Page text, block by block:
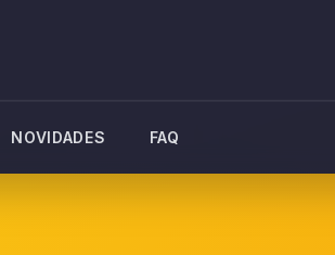
NOVIDADES FAQ